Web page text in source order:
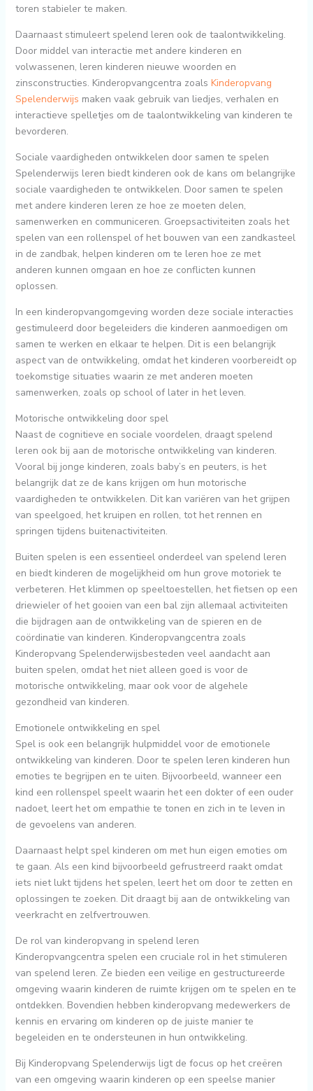
toren stabieler te maken.
Daarnaast stimuleert spelend leren ook de taalontwikkeling.
Door middel van interactie met andere kinderen en
volwassenen, leren kinderen nieuwe woorden en
zinsconstructies. Kinderopvangcentra zoals Kinderopvang
Spelenderwijs maken vaak gebruik van liedjes, verhalen en
interactieve spelletjes om de taalontwikkeling van kinderen te
bevorderen.
Sociale vaardigheden ontwikkelen door samen te spelen
Spelenderwijs leren biedt kinderen ook de kans om belangrijke
sociale vaardigheden te ontwikkelen. Door samen te spelen
met andere kinderen leren ze hoe ze moeten delen,
samenwerken en communiceren. Groepsactiviteiten zoals het
spelen van een rollenspel of het bouwen van een zandkasteel
in de zandbak, helpen kinderen om te leren hoe ze met
anderen kunnen omgaan en hoe ze conflicten kunnen
oplossen.
In een kinderopvangomgeving worden deze sociale interacties
gestimuleerd door begeleiders die kinderen aanmoedigen om
samen te werken en elkaar te helpen. Dit is een belangrijk
aspect van de ontwikkeling, omdat het kinderen voorbereidt op
toekomstige situaties waarin ze met anderen moeten
samenwerken, zoals op school of later in het leven.
Motorische ontwikkeling door spel
Naast de cognitieve en sociale voordelen, draagt spelend
leren ook bij aan de motorische ontwikkeling van kinderen.
Vooral bij jonge kinderen, zoals baby’s en peuters, is het
belangrijk dat ze de kans krijgen om hun motorische
vaardigheden te ontwikkelen. Dit kan variëren van het grijpen
van speelgoed, het kruipen en rollen, tot het rennen en
springen tijdens buitenactiviteiten.
Buiten spelen is een essentieel onderdeel van spelend leren
en biedt kinderen de mogelijkheid om hun grove motoriek te
verbeteren. Het klimmen op speeltoestellen, het fietsen op een
driewieler of het gooien van een bal zijn allemaal activiteiten
die bijdragen aan de ontwikkeling van de spieren en de
coördinatie van kinderen. Kinderopvangcentra zoals
Kinderopvang Spelenderwijsbesteden veel aandacht aan
buiten spelen, omdat het niet alleen goed is voor de
motorische ontwikkeling, maar ook voor de algehele
gezondheid van kinderen.
Emotionele ontwikkeling en spel
Spel is ook een belangrijk hulpmiddel voor de emotionele
ontwikkeling van kinderen. Door te spelen leren kinderen hun
emoties te begrijpen en te uiten. Bijvoorbeeld, wanneer een
kind een rollenspel speelt waarin het een dokter of een ouder
nadoet, leert het om empathie te tonen en zich in te leven in
de gevoelens van anderen.
Daarnaast helpt spel kinderen om met hun eigen emoties om
te gaan. Als een kind bijvoorbeeld gefrustreerd raakt omdat
iets niet lukt tijdens het spelen, leert het om door te zetten en
oplossingen te zoeken. Dit draagt bij aan de ontwikkeling van
veerkracht en zelfvertrouwen.
De rol van kinderopvang in spelend leren
Kinderopvangcentra spelen een cruciale rol in het stimuleren
van spelend leren. Ze bieden een veilige en gestructureerde
omgeving waarin kinderen de ruimte krijgen om te spelen en te
ontdekken. Bovendien hebben kinderopvang medewerkers de
kennis en ervaring om kinderen op de juiste manier te
begeleiden en te ondersteunen in hun ontwikkeling.
Bij Kinderopvang Spelenderwijs ligt de focus op het creëren
van een omgeving waarin kinderen op een speelse manier